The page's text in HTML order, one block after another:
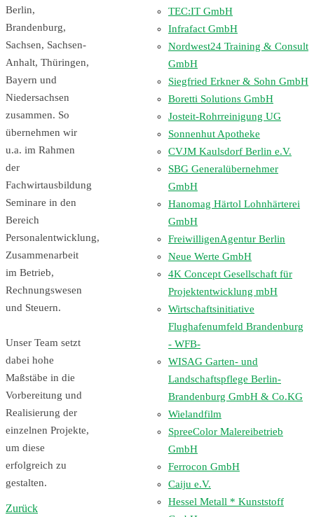
Berlin,
Brandenburg,
Sachsen, Sachsen-
Anhalt, Thüringen,
Bayern und
Niedersachsen
zusammen. So
übernehmen wir
u.a. im Rahmen
der
Fachwirtausbildung
Seminare in den
Bereich
Personalentwicklung,
Zusammenarbeit
im Betrieb,
Rechnungswesen
und Steuern.
Unser Team setzt
dabei hohe
Maßstäbe in die
Vorbereitung und
Realisierung der
einzelnen Projekte,
um diese
erfolgreich zu
gestalten.
Zurück
TEC:IT GmbH
Infrafact GmbH
Nordwest24 Training & Consult
GmbH
Siegfried Erkner & Sohn GmbH
Boretti Solutions GmbH
Josteit-Rohrreinigung UG
Sonnenhut Apotheke
CVJM Kaulsdorf Berlin e.V.
SBG Generalübernehmer
GmbH
Hanomag Härtol Lohnhärterei
GmbH
FreiwilligenAgentur Berlin
Neue Werte GmbH
4K Concept Gesellschaft für
Projektentwicklung mbH
Wirtschaftsinitiative
Flughafenumfeld Brandenburg
- WFB-
WISAG Garten- und
Landschaftspflege Berlin-
Brandenburg GmbH & Co.KG
Wielandfilm
SpreeColor Malereibetrieb
GmbH
Ferrocon GmbH
Caiju e.V.
Hessel Metall * Kunststoff